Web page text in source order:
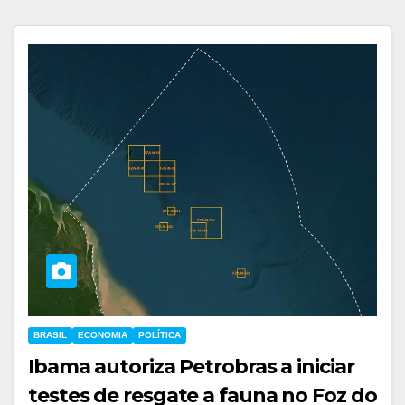
BRASIL ECONOMIA POLÍTICA
Ibama autoriza Petrobras a iniciar
testes de resgate a fauna no Foz do